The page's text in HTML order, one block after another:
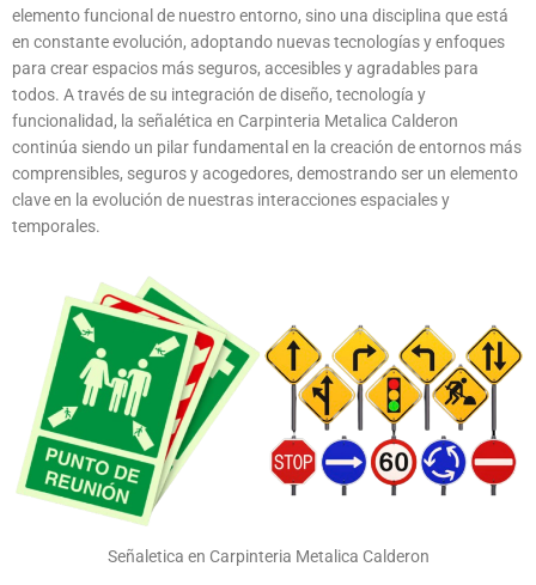
elemento funcional de nuestro entorno, sino una disciplina que está
en constante evolución, adoptando nuevas tecnologías y enfoques
para crear espacios más seguros, accesibles y agradables para
todos. A través de su integración de diseño, tecnología y
funcionalidad, la señalética en Carpinteria Metalica Calderon
continúa siendo un pilar fundamental en la creación de entornos más
comprensibles, seguros y acogedores, demostrando ser un elemento
clave en la evolución de nuestras interacciones espaciales y
temporales.
Señaletica en Carpinteria Metalica Calderon